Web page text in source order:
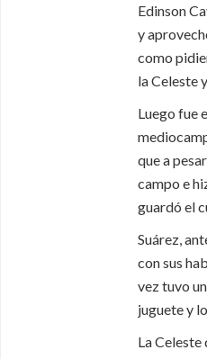
Edinson
y
como
la Celeste
Luego fue
que a
campo e
guardó el
Suárez,
con sus
vez tuvo
juguete y
La